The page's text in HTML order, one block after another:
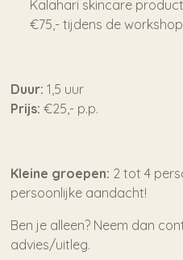
Kalahari skincare
€75,- tijdens de
Duur: 1,5 uur
Prijs: €25,- p.p.
Kleine groepen: 2 tot 4
persoonlijke aandacht!
Ben je alleen? Neem dan
advies/uitleg.